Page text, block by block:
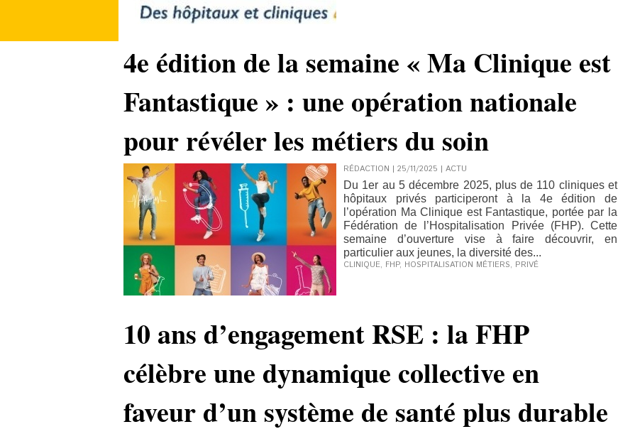
4e édition de la semaine « Ma Clinique est
Fantastique » : une opération nationale
pour révéler les métiers du soin
RÉDACTION | 25/11/2025 | ACTU
Du 1er au 5 décembre 2025, plus de 110 cliniques et
hôpitaux privés participeront à la 4e édition de
l’opération Ma Clinique est Fantastique, portée par la
Fédération de l’Hospitalisation Privée (FHP). Cette
semaine d’ouverture vise à faire découvrir, en
particulier aux jeunes, la diversité des...
CLINIQUE, FHP, HOSPITALISATION MÉTIERS, PRIVÉ
10 ans d’engagement RSE : la FHP
célèbre une dynamique collective en
faveur d’un système de santé plus durable